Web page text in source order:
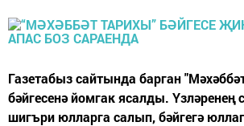
Газетабыз сайтында барган
бәйгесенә йомгак ясалды. Үзләренең
шигъри юлларга салып, бәйгегә